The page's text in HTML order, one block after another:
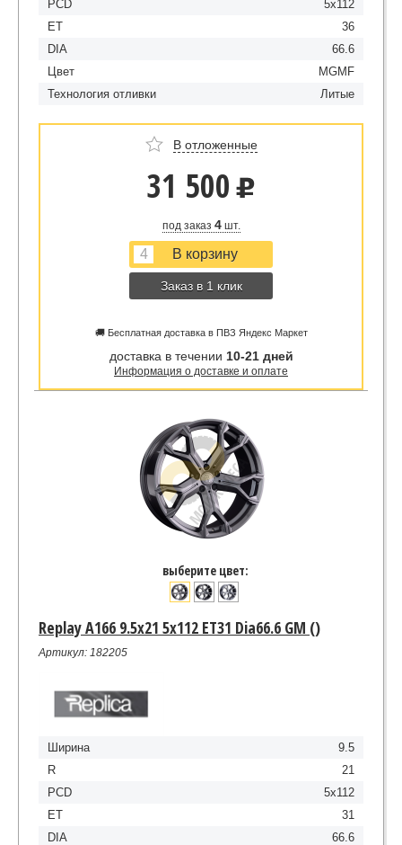
PCD
5x112
ET
36
DIA
66.6
Цвет
MGMF
Технология отливки
Литые
В отложенные
31 500 u
под заказ 4шт.
Заказ в 1 клик
🚚 Бесплатная доставка в ПВЗ Яндекс Маркет
доставка в течении 10-21 дней
Информация о доставке и оплате
выберите цвет:
Replay A166 9.5x21 5x112 ET31 Dia66.6 GM ()
Артикул: 182205
Ширина
9.5
R
21
PCD
5x112
ET
31
DIA
66.6